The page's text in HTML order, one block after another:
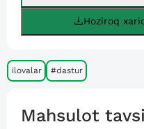
Hoziroq
ilovalar #dastur
Mahsulot